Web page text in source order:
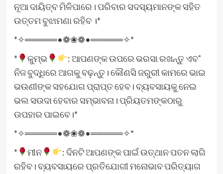
ନୂଆ ଦାୟିତ୍ବ ମିଳିପାରେ। ପରିବାର ସଦସ୍ୟମାନଙ୍କ ସହିତ
ଉତ୍ତମ ବୁଝାମଣା ରହିବ ।*
*✧═════•❁❀❁•═════✧*
*
କୁମ୍ଭ
: ଆପଣଙ୍କ ଉପରେ ଭରସା ରଖନ୍ତୁ ଏବ˚
ନିଜ ବୁଦ୍ଧିରେ ଆଗକୁ ବଢ଼ନ୍ତୁ। କୌଣସି ଜରୁରୀ କାମରେ ଭାଇ
ଭଉଣୀଙ୍କ ସହଯୋଗ ପ୍ରାପ୍ତ ହେବ। ବ୍ୟବସାୟକୁ ନେଇ
ଭଲ ସଉଦା ହେବାର ସମ୍ଭାବନା। ପ୍ରିୟତମଙ୍କଠାରୁ
ଉପହାର ପାଇବେ।*
*✧═════•❁❀❁•═════✧*
*
ମୀନ
: ଦିନଟି ଆପଣଙ୍କ ପାଇଁ ଉତ୍‌ଥାନ ପତନ ଲାଗି
ରହିବ। ବ୍ୟବସାୟରେ ପ୍ରତିଯୋଗୀ ମନୋଭାବ ପରିତ୍ୟାଗ